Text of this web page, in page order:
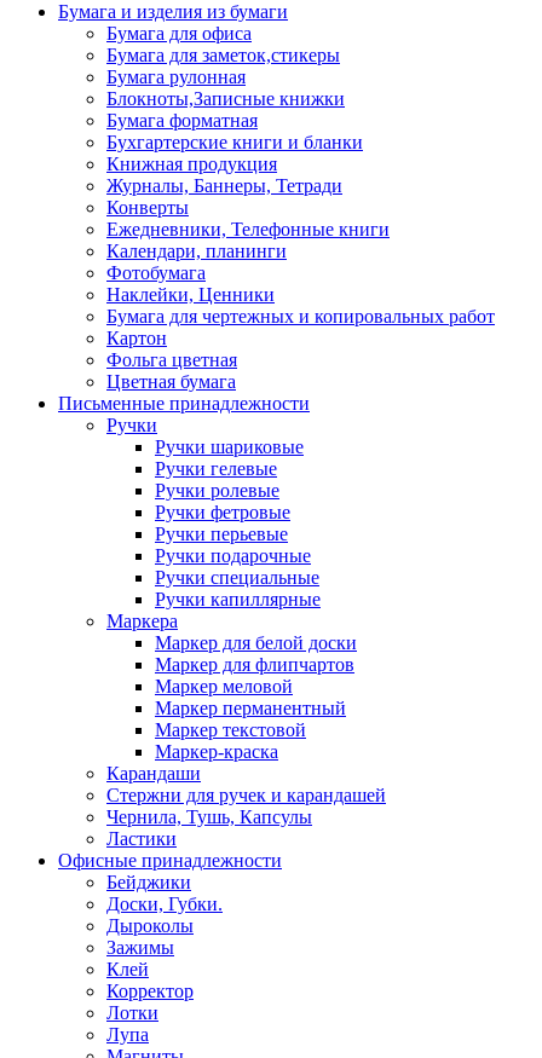
Бумага и изделия из бумаги
Бумага для офиса
Бумага для заметок,стикеры
Бумага рулонная
Блокноты,Записные книжки
Бумага форматная
Бухгартерские книги и бланки
Книжная продукция
Журналы, Баннеры, Тетради
Конверты
Ежедневники, Телефонные книги
Календари, планинги
Фотобумага
Наклейки, Ценники
Бумага для чертежных и копировальных работ
Картон
Фольга цветная
Цветная бумага
Письменные принадлежности
Ручки
Ручки шариковые
Ручки гелевые
Ручки ролевые
Ручки фетровые
Ручки перьевые
Ручки подарочные
Ручки специальные
Ручки капиллярные
Маркера
Маркер для белой доски
Маркер для флипчартов
Маркер меловой
Маркер перманентный
Маркер текстовой
Маркер-краска
Карандаши
Стержни для ручек и карандашей
Чернила, Тушь, Капсулы
Ластики
Офисные принадлежности
Бейджики
Доски, Губки.
Дыроколы
Зажимы
Клей
Корректор
Лотки
Лупа